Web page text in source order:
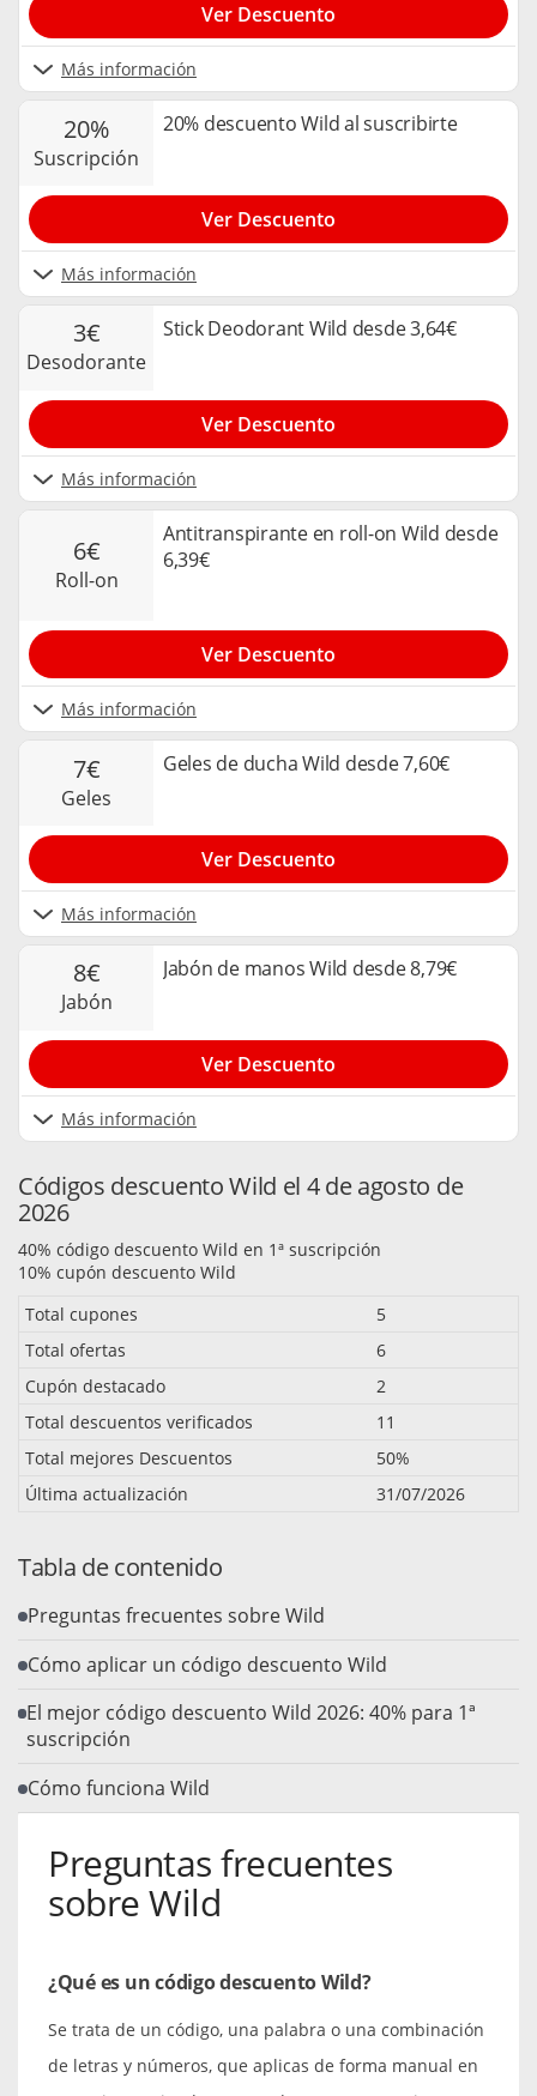
Más información
Ver Descuento
20%
suscripción
20% descuento Wild al suscribirte
Más información
Ver Descuento
3€
desodorante
Stick Deodorant Wild desde 3,64€
Más información
Ver Descuento
6€
roll-on
Antitranspirante en roll-on Wild desde
6,39€
Más información
Ver Descuento
7€
geles
Geles de ducha Wild desde 7,60€
Más información
Ver Descuento
8€
jabón
Jabón de manos Wild desde 8,79€
Más información
Ver Descuento
Códigos descuento Wild el 4 de agosto de
2026
40% código descuento Wild en 1ª suscripción
10% cupón descuento Wild
Total cupones
5
Total ofertas
6
Cupón destacado
2
Total descuentos verificados
11
Total mejores Descuentos
50%
Última actualización
31/07/2026
Tabla de contenido
Preguntas frecuentes sobre Wild
Cómo aplicar un código descuento Wild
El mejor código descuento Wild 2026: 40% para 1ª
suscripción
Cómo funciona Wild
Preguntas frecuentes
sobre Wild
¿Qué es un código descuento Wild?
Se trata de un código, una palabra o una combinación
de letras y números, que aplicas de forma manual en